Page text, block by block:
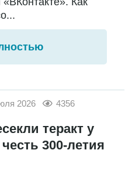
2026 4356
теракт у
300-летия